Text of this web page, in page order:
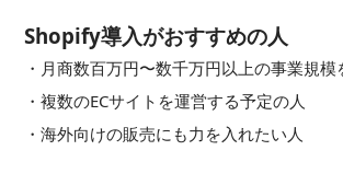
Shopify導入がおすすめの人
・月商数百万円〜数千万円以上の事業規模
・複数のECサイトを運営する予定の人
・海外向けの販売にも力を入れたい人